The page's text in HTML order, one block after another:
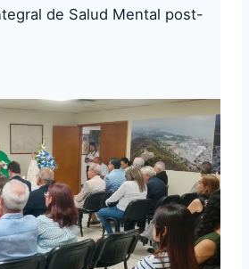
de Salud Mental post-